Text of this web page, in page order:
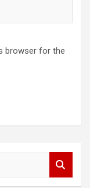
browser for the